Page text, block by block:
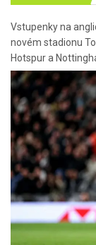
Vstupenky na
novém stadionu
Hotspur a